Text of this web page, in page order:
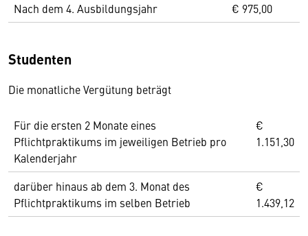
Nach dem 4. Ausbildungsjahr
€ 975,00
Studenten
Die monatliche Vergütung beträgt
Für die ersten 2 Monate eines
Pflichtpraktikums im jeweiligen Betrieb pro
Kalenderjahr
€
1.151,30
darüber hinaus ab dem 3. Monat des
Pflichtpraktikums im selben Betrieb
€
1.439,12